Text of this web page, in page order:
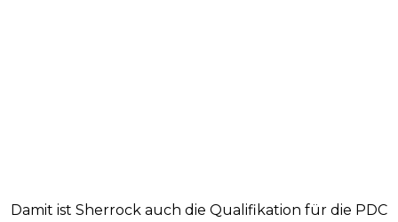
Damit ist Sherrock auch die Qualifikation für die PDC